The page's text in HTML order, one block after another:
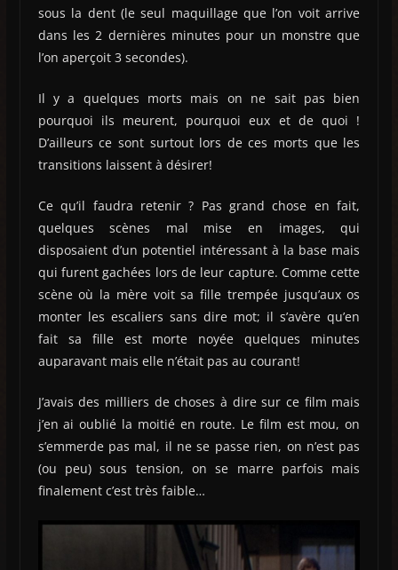
sous la dent (le seul maquillage que l’on voit arrive
dans les 2 dernières minutes pour un monstre que
l’on aperçoit 3 secondes).
Il y a quelques morts mais on ne sait pas bien
pourquoi ils meurent, pourquoi eux et de quoi !
D’ailleurs ce sont surtout lors de ces morts que les
transitions laissent à désirer!
Ce qu’il faudra retenir ? Pas grand chose en fait,
quelques scènes mal mise en images, qui
disposaient d’un potentiel intéressant à la base mais
qui furent gachées lors de leur capture. Comme cette
scène où la mère voit sa fille trempée jusqu’aux os
monter les escaliers sans dire mot; il s’avère qu’en
fait sa fille est morte noyée quelques minutes
auparavant mais elle n’était pas au courant!
J’avais des milliers de choses à dire sur ce film mais
j’en ai oublié la moitié en route. Le film est mou, on
s’emmerde pas mal, il ne se passe rien, on n’est pas
(ou peu) sous tension, on se marre parfois mais
finalement c’est très faible…